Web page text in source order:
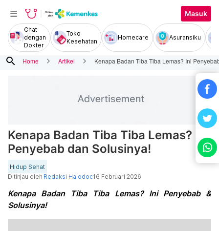
Masuk
Chat
dengan
Dokter
Toko
Kesehatan
Homecare Asuransiku
search Home Artikel Kenapa Badan Tiba Tiba Lemas? Ini
Kenapa Badan Tiba Tiba Lemas? Ini
Penyebab dan Solusinya!
Hidup Sehat
Ditinjau oleh Redaksi Halodoc16 Februari 2026
Kenapa Badan Tiba Tiba Lemas? Ini Penyebab &
Solusinya!